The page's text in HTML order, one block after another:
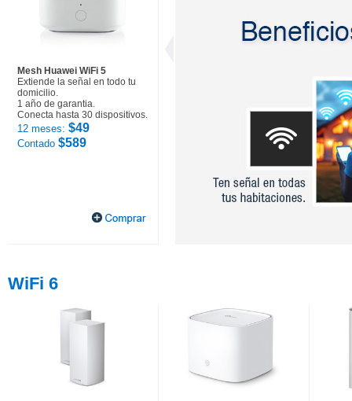
Mesh Huawei WiFi 5
Extiende la señal en todo tu
domicilio.
1 año de garantia.
Conecta hasta 30 dispositivos.
12 meses: $49
Contado $589
WiFi 6